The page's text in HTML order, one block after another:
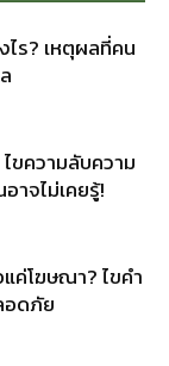
ร? เหตุผลที่คน
ขความลับความ
จไม่เคยรู้!
ค่โฆษณา? ไขคำ
อดภัย